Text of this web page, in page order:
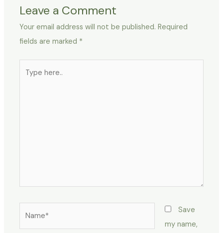
Leave a Comment
Your email address will not be published. Required
fields are marked *
Save
my name,